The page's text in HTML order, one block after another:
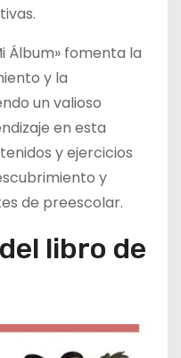
Álbum» fomenta la
y la
un valioso
en esta
y ejercicios
y
de preescolar.
libro de